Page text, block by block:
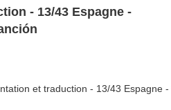
- 13/43 Espagne -